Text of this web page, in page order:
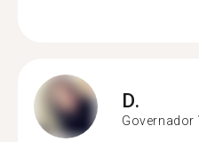
D.
Governador